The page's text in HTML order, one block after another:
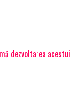
dezvoltarea acestui